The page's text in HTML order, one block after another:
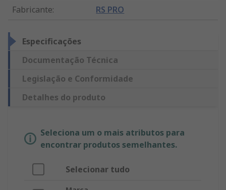
Fabricante: RS PRO
Especificações
Documentação Técnica
Legislação e Conformidade
Detalhes do produto
Seleciona um o mais atributos para
encontrar produtos semelhantes.
Selecionar tudo